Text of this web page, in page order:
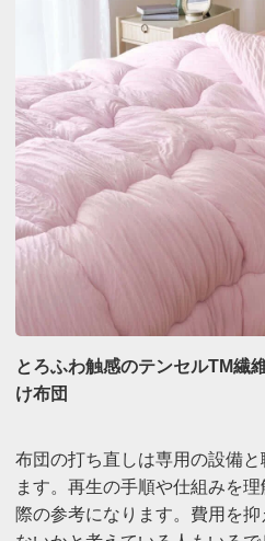
とろふわ触感のテンセルTM
け布団
布団の打ち直しは専用の設備
ます。再生の手順や仕組みを
際の参考になります。費用を